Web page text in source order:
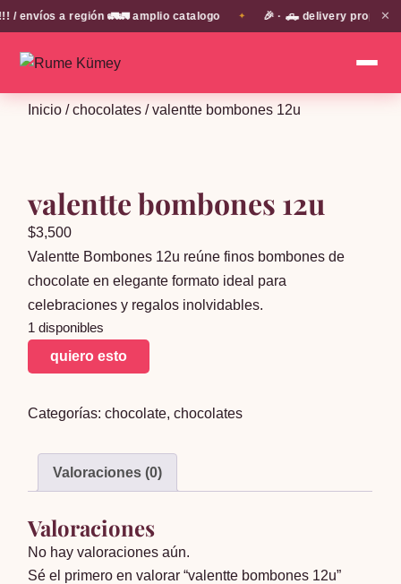
envíos a región 🚛🚛 amplio catalogo 🎉 · 🛻 delivery propio en
✕
Inicio /chocolates / valentte bombones 12u
valentte bombones 12u
$3,500
Valentte Bombones 12u reúne finos bombones de
chocolate en elegante formato ideal para
celebraciones y regalos inolvidables.
1 disponibles
valentte
bombones
cantidad
quiero esto
Categorías:chocolate,chocolates
Valoraciones (0)
Valoraciones
No hay valoraciones aún.
Sé el primero en valorar “valentte bombones 12u”